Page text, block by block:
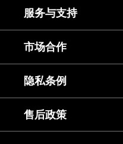
服务与支持
镜头使用教程
下载中心
服务与咨询
售后服务
延保服务
市场合作
隐私条例
售后政策